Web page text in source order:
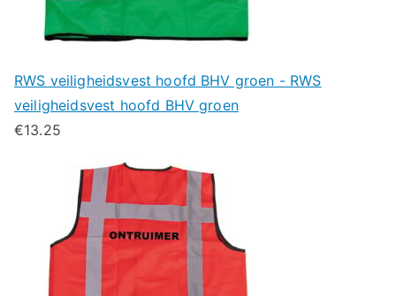
RWS veiligheidsvest hoofd BHV groen - RWS
veiligheidsvest hoofd BHV groen
€13.25